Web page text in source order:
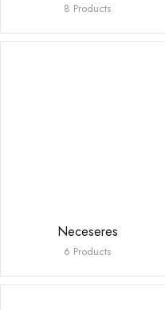
8 Products
Neceseres
6 Products